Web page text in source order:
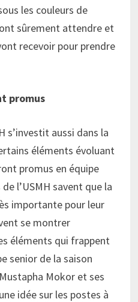
les couleurs de
sûrement attendre et
recevoir pour prendre
promus
s’investit aussi dans la
éléments évoluant
promus en équipe
l’USMH savent que la
importante pour leur
se montrer
éléments qui frappent
senior de la saison
Mokor et ses
idée sur les postes à